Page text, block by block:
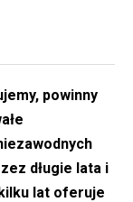
powinny
długie lata i
lat oferuje